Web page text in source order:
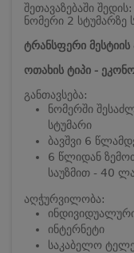
შეთავაზებაში
ნომერი 2
ტრანსფერი
ოთახის ტიპი -
განთავსება:
ნომერში
სტუმარი
ბავშვი 6
6 წლიდან
საუზმით - 40
აღჭურვილობა:
ინტერნეტი
საკაბელო